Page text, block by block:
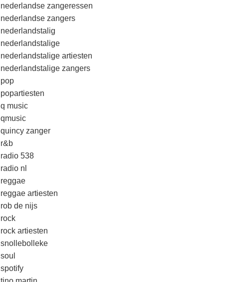
nederlandse zangeressen
nederlandse zangers
nederlandstalig
nederlandstalige
nederlandstalige artiesten
nederlandstalige zangers
pop
popartiesten
q music
qmusic
quincy zanger
r&b
radio 538
radio nl
reggae
reggae artiesten
rob de nijs
rock
rock artiesten
snollebolleke
soul
spotify